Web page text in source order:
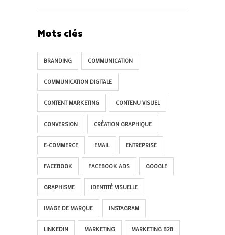
Mots clés
BRANDING COMMUNICATION
COMMUNICATION DIGITALE
CONTENT MARKETING CONTENU VISUEL
CONVERSION CRÉATION GRAPHIQUE
E-COMMERCE EMAIL ENTREPRISE
FACEBOOK FACEBOOK ADS GOOGLE
GRAPHISME IDENTITÉ VISUELLE
IMAGE DE MARQUE INSTAGRAM
LINKEDIN MARKETING MARKETING B2B